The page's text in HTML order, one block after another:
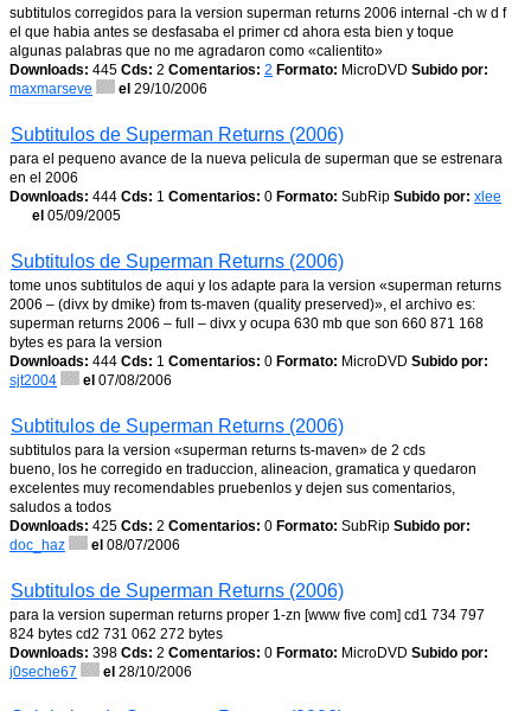
subtitulos corregidos para la version superman returns 2006 internal -ch w d f
el que habia antes se desfasaba el primer cd ahora esta bien y toque
algunas palabras que no me agradaron como «calientito»
Downloads: 445 Cds: 2 Comentarios: 2 Formato: MicroDVD Subido por:
maxmarseve
el 29/10/2006
Subtitulos de Superman Returns (2006)
para el pequeno avance de la nueva pelicula de superman que se estrenara
en el 2006
Downloads: 444 Cds: 1 Comentarios: 0 Formato: SubRip Subido por: xlee
el 05/09/2005
Subtitulos de Superman Returns (2006)
tome unos subtitulos de aqui y los adapte para la version «superman returns
2006 – (divx by dmike) from ts-maven (quality preserved)», el archivo es:
superman returns 2006 – full – divx y ocupa 630 mb que son 660 871 168
bytes es para la version
Downloads: 444 Cds: 1 Comentarios: 0 Formato: MicroDVD Subido por:
sjt2004
el 07/08/2006
Subtitulos de Superman Returns (2006)
subtitulos para la version «superman returns ts-maven» de 2 cds
bueno, los he corregido en traduccion, alineacion, gramatica y quedaron
excelentes muy recomendables pruebenlos y dejen sus comentarios,
saludos a todos
Downloads: 425 Cds: 2 Comentarios: 0 Formato: SubRip Subido por:
doc_haz
el 08/07/2006
Subtitulos de Superman Returns (2006)
para la version superman returns proper 1-zn [www five com] cd1 734 797
824 bytes cd2 731 062 272 bytes
Downloads: 398 Cds: 2 Comentarios: 0 Formato: MicroDVD Subido por:
j0seche67
el 28/10/2006